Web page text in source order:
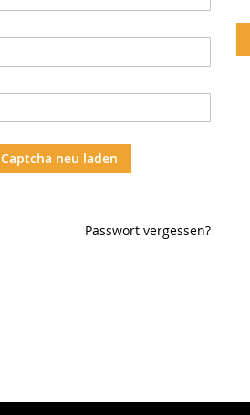
Captcha neu laden
Passwort vergessen?